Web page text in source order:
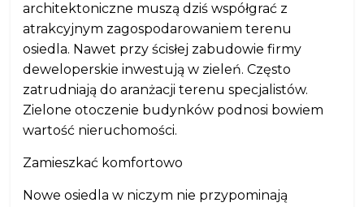
architektoniczne muszą dziś współgrać z
atrakcyjnym zagospodarowaniem terenu
osiedla. Nawet przy ścisłej zabudowie firmy
deweloperskie inwestują w zieleń. Często
zatrudniają do aranżacji terenu specjalistów.
Zielone otoczenie budynków podnosi bowiem
wartość nieruchomości.
Zamieszkać komfortowo
Nowe osiedla w niczym nie przypominają